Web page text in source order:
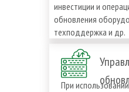
инвестиции и
обновления
техподдержка и др.
При